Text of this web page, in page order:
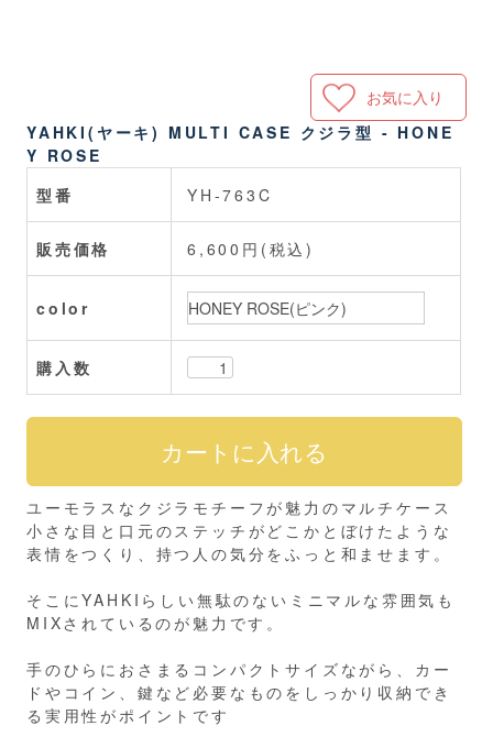
お気に入り
YAHKI(ヤーキ) MULTI CASE クジラ型 - HONE
Y ROSE
型番
YH-763C
販売価格 6,600円(税込)
color
購入数
ユーモラスなクジラモチーフが魅力のマルチケース
小さな目と口元のステッチがどこかとぼけたような
表情をつくり、持つ人の気分をふっと和ませます。
そこにYAHKIらしい無駄のないミニマルな雰囲気も
MIXされているのが魅力です。
手のひらにおさまるコンパクトサイズながら、カー
ドやコイン、鍵など必要なものをしっかり収納でき
る実用性がポイントです